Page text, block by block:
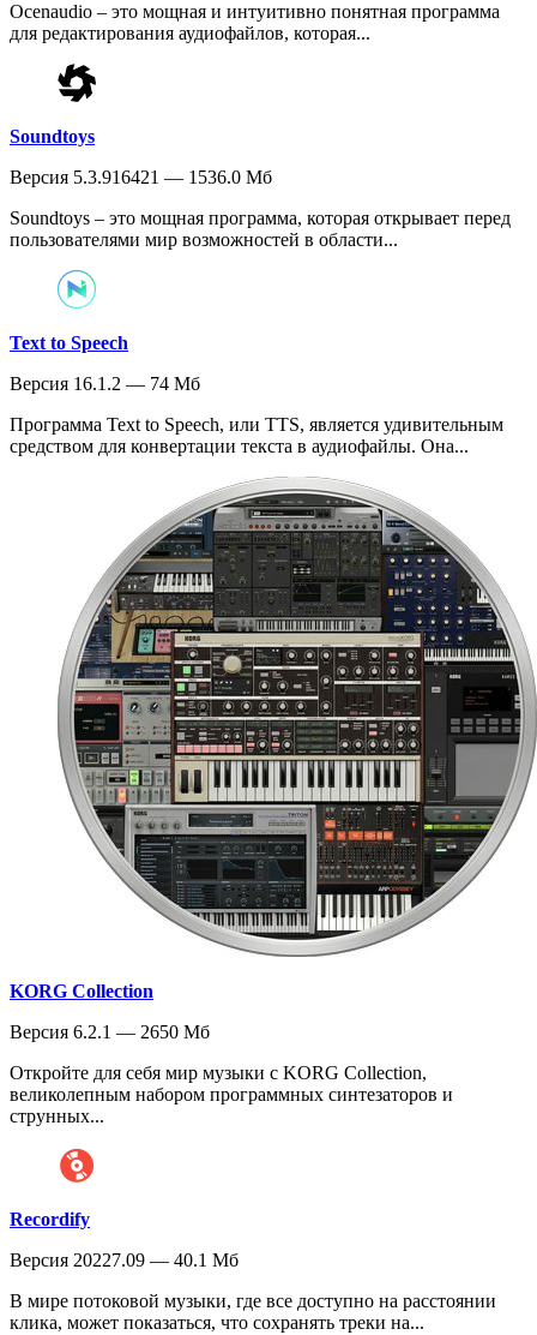
Ocenaudio – это мощная и интуитивно понятная программа
для редактирования аудиофайлов, которая...
Soundtoys
Версия 5.3.916421 — 1536.0 Мб
Soundtoys – это мощная программа, которая открывает перед
пользователями мир возможностей в области...
Text to Speech
Версия 16.1.2 — 74 Мб
Программа Text to Speech, или TTS, является удивительным
средством для конвертации текста в аудиофайлы. Она...
KORG Collection
Версия 6.2.1 — 2650 Мб
Откройте для себя мир музыки с KORG Collection,
великолепным набором программных синтезаторов и
струнных...
Recordify
Версия 20227.09 — 40.1 Мб
В мире потоковой музыки, где все доступно на расстоянии
клика, может показаться, что сохранять треки на...